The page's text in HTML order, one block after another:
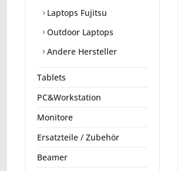
Laptops Fujitsu
Outdoor Laptops
Andere Hersteller
Tablets
PC&Workstation
Monitore
Ersatzteile / Zubehör
Beamer